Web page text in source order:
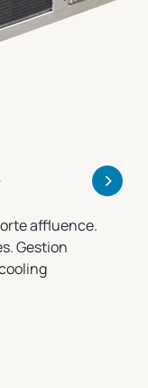
>
affluence.
Gestion